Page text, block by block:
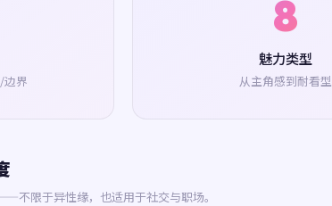
界
8
魅力类型
从主角感到耐看型
不限于异性缘，也适用于社交与职场。